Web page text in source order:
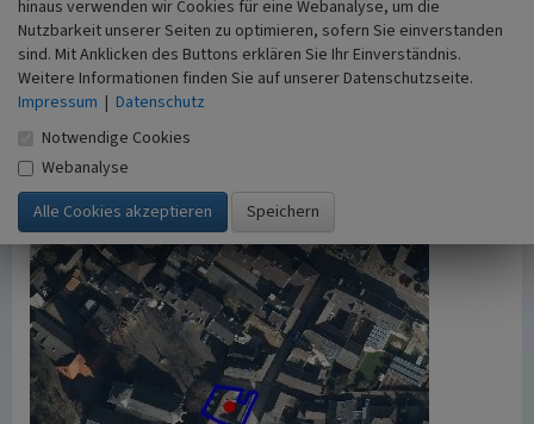
Empfohlene Zitierweise
„Wohnhaus Ecke Kirchplatz / Kirchgasse in Beeck”.
In: KuLaDig, Kultur.Landschaft.Digital. URL:
https://www.kuladig.de/Objektansicht/O-3352-
20101220-3
(Abgerufen: 10. August 2026)
hinaus verwenden wir Cookies für eine Webanalyse, um die
Nutzbarkeit unserer Seiten zu optimieren, sofern Sie einverstanden
sind. Mit Anklicken des Buttons erklären Sie Ihr Einverständnis.
Weitere Informationen finden Sie auf unserer Datenschutzseite.
Impressum | Datenschutz
Notwendige Cookies
Webanalyse